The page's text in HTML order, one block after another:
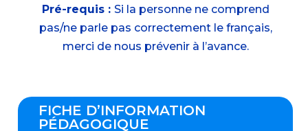
Pré-requis : Si la personne ne comprend
pas/ne parle pas correctement le français,
merci de nous prévenir à l’avance.
FICHE D’INFORMATION
PÉDAGOGIQUE